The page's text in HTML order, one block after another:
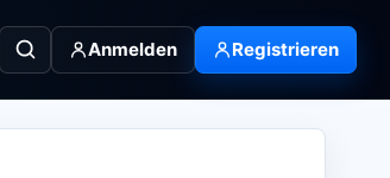
Anmelden Registrieren